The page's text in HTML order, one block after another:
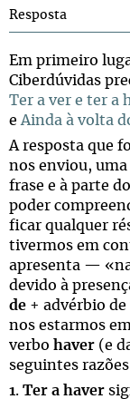
Resposta
Em primeiro
Ciberdúvidas
Ter a ver e ter a
e Ainda à volta
A resposta que
nos enviou, uma
frase e à parte
poder
ficar qualquer
tivermos em
apresenta —
devido à
de + advérbio
nos estarmos
verbo haver (e
seguintes
1. Ter a haver